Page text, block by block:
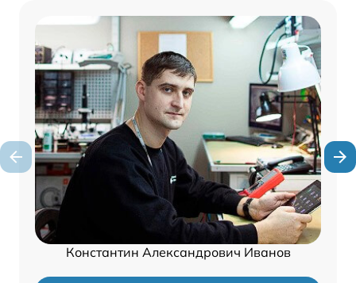
Константин Александрович Иванов